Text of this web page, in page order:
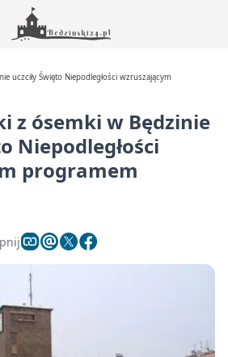
uczciły Święto Niepodległości wzruszającym
z ósemki w Będzinie
Niepodległości
programem